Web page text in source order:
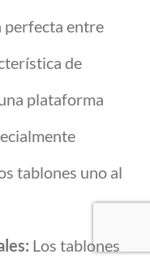
perfecta entre
de
plataforma
tablones uno al
Los tablones